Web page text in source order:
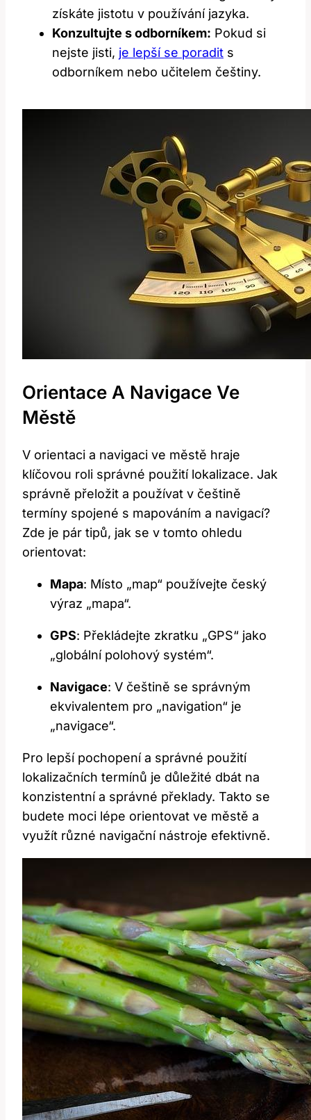
získáte jistotu ⁤v používání jazyka.
Konzultujte ⁣s odborníkem: Pokud si
nejste‌ jisti, je lepší se poradit ⁢s
odborníkem nebo učitelem češtiny.
Orientace A⁤ Navigace Ve
Městě
V orientaci a ​navigaci ve městě hraje⁢
klíčovou roli⁢ správné použití lokalizace. ​Jak
správně přeložit a ​používat v češtině
termíny ⁤spojené s mapováním a navigací?
Zde je pár tipů, jak se v ‌tomto ohledu
orientovat:
Mapa: Místo „map“⁤ používejte český
výraz „mapa“.
GPS:⁤ Překládejte zkratku „GPS“ jako
„globální polohový systém“.
Navigace: V češtině se správným‍
ekvivalentem pro „navigation“ je
„navigace“.
Pro lepší pochopení a správné použití⁣
lokalizačních ⁣termínů​ je důležité dbát⁣ na
konzistentní a správné překlady. ‍Takto se ​
budete moci lépe orientovat ⁣ve městě a
využít různé navigační nástroje efektivně.